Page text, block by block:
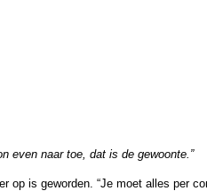
even naar toe, dat is de gewoonte.”
is geworden. “Je moet alles per